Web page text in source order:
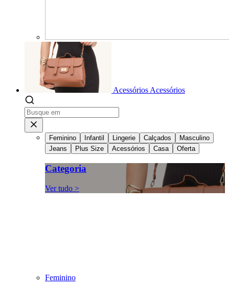
Acessórios Acessórios
Feminino Infantil Lingerie Calçados
Masculino
Jeans
Plus Size Acessórios Casa Oferta
Categoria
Ver tudo >
Feminino